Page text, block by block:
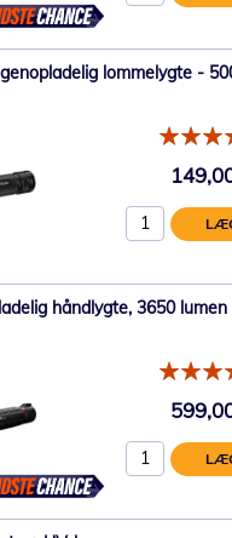
lommelygte -
håndlygte, 3650